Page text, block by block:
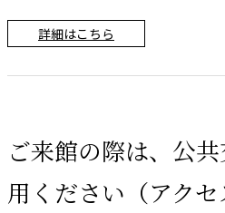
詳細はこちら
ご来館の際は、公
用ください（アクセ